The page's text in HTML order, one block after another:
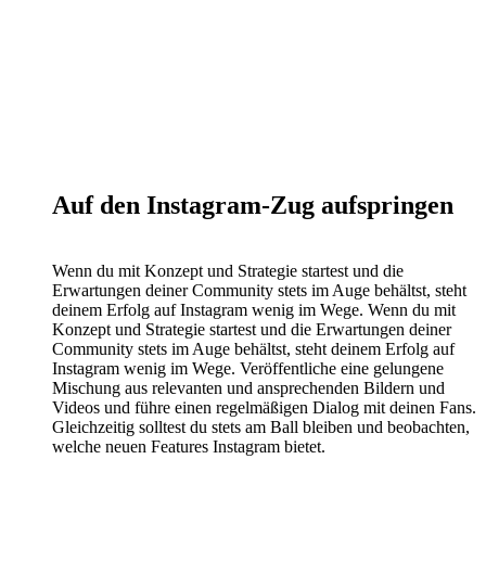
Auf den Instagram-Zug aufspringen
Wenn du mit Konzept und Strategie startest und die
Erwartungen deiner Community stets im Auge behältst, steht
deinem Erfolg auf Instagram wenig im Wege. Wenn du mit
Konzept und Strategie startest und die Erwartungen deiner
Community stets im Auge behältst, steht deinem Erfolg auf
Instagram wenig im Wege. Veröffentliche eine gelungene
Mischung aus relevanten und ansprechenden Bildern und
Videos und führe einen regelmäßigen Dialog mit deinen Fans.
Gleichzeitig solltest du stets am Ball bleiben und beobachten,
welche neuen Features Instagram bietet.